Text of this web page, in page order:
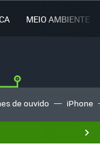
MEIO AMBIENTE
de ouvido iPhone